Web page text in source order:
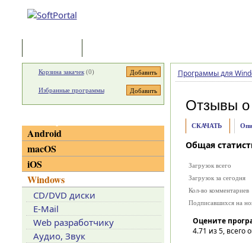
Программы для
Отзывы о
СКАЧАТЬ
Общая
Загрузок всего
Загрузок за сегодня
Кол-во комментариев
Подписавшихся на
Оцените
4.71 из 5, всего
Корзина закачек(0)
Избранные программы
Android
macOS
iOS
Windows
CD/DVD диски
E-Mail
Web разработчику
Аудио, Звук